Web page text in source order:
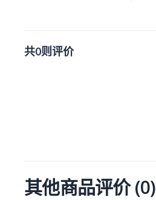
共0则评价
其他商品评价(0)